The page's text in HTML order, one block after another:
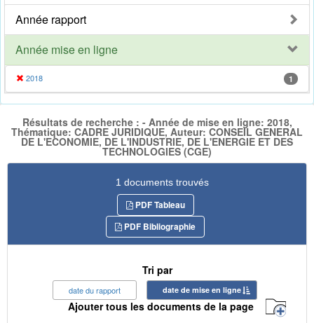
Année rapport
Année mise en ligne
2018 1
Résultats de recherche : - Année de mise en ligne: 2018,
Thématique: CADRE JURIDIQUE, Auteur: CONSEIL GENERAL
DE L'ECONOMIE, DE L'INDUSTRIE, DE L'ENERGIE ET DES
TECHNOLOGIES (CGE)
1 documents trouvés
PDF Tableau
PDF Bibliographie
Tri par
date du rapport date de mise en ligne
Ajouter tous les documents de la page